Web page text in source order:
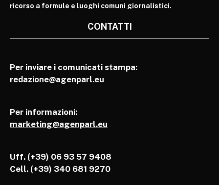
ricorso a formule e luoghi comuni giornalistici.
CONTATTI
Per inviare i comunicati stampa:
redazione@agenparl.eu
Per informazioni:
marketing@agenparl.eu
Uff. (+39) 06 93 57 9408
Cell. (+39) 340 681 9270